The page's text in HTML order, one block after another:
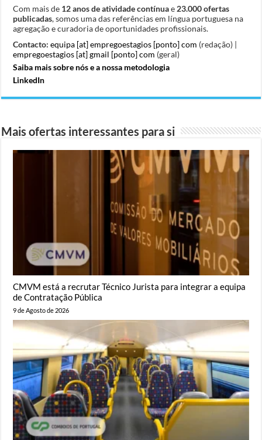
Com mais de 12 anos de atividade contínuae 23.000 ofertas
publicadas, somos uma das referências em língua portuguesa na
agregação e curadoria de oportunidades profissionais.
Contacto: equipa [at] empregoestagios [ponto] com (redação) |
empregoestagios [at] gmail [ponto] com (geral)
Saiba mais sobre nós e a nossa metodologia
LinkedIn
Mais ofertas interessantes para si
CMVM está a recrutar Técnico Jurista para integrar a equipa
de Contratação Pública
9 de Agosto de 2026